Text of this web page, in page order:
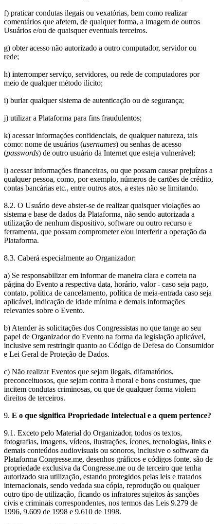
f) praticar condutas ilegais ou vexatórias, bem como realizar
comentários que afetem, de qualquer forma, a imagem de outros
Usuários e/ou de quaisquer eventuais terceiros.
g) obter acesso não autorizado a outro computador, servidor ou
rede;
h) interromper serviço, servidores, ou rede de computadores por
meio de qualquer método ilícito;
i) burlar qualquer sistema de autenticação ou de segurança;
j) utilizar a Plataforma para fins fraudulentos;
k) acessar informações confidenciais, de qualquer natureza, tais
como: nome de usuários (usernames) ou senhas de acesso
(passwords) de outro usuário da Internet que esteja vulnerável;
l) acessar informações financeiras, ou que possam causar prejuízos a
qualquer pessoa, como, por exemplo, números de cartões de crédito,
contas bancárias etc., entre outros atos, a estes não se limitando.
8.2. O Usuário deve abster-se de realizar quaisquer violações ao
sistema e base de dados da Plataforma, não sendo autorizada a
utilização de nenhum dispositivo, software ou outro recurso e
ferramenta, que possam comprometer e/ou interferir a operação da
Plataforma.
8.3. Caberá especialmente ao Organizador:
a) Se responsabilizar em informar de maneira clara e correta na
página do Evento a respectiva data, horário, valor - caso seja pago,
contato, política de cancelamento, política de meia-entrada caso seja
aplicável, indicação de idade mínima e demais informações
relevantes sobre o Evento.
b) Atender às solicitações dos Congressistas no que tange ao seu
papel de Organizador do Evento na forma da legislação aplicável,
inclusive sem restringir quanto ao Código de Defesa do Consumidor
e Lei Geral de Proteção de Dados.
c) Não realizar Eventos que sejam ilegais, difamatórios,
preconceituosos, que sejam contra à moral e bons costumes, que
incitem condutas criminosas, ou que de qualquer forma violem
direitos de terceiros.
9. E o que significa Propriedade Intelectual e a quem pertence?
9.1. Exceto pelo Material do Organizador, todos os textos,
fotografias, imagens, vídeos, ilustrações, ícones, tecnologias, links e
demais conteúdos audiovisuais ou sonoros, inclusive o software da
Plataforma Congresse.me, desenhos gráficos e códigos fonte, são de
propriedade exclusiva da Congresse.me ou de terceiro que tenha
autorizado sua utilização, estando protegidos pelas leis e tratados
internacionais, sendo vedada sua cópia, reprodução ou qualquer
outro tipo de utilização, ficando os infratores sujeitos às sanções
civis e criminais correspondentes, nos termos das Leis 9.279 de
1996, 9.609 de 1998 e 9.610 de 1998.